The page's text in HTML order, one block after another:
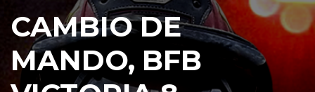
CAMBIO DE
MANDO, BFB